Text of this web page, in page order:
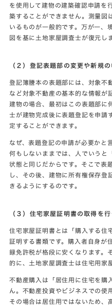
を使用して建物の建築確認申請を
築することができません。測量図
いるものが一般的です。万が一、
図を基に土地家屋調査士が復元し
（２）登記表題部の変更や新規
登記簿謄本の表題部には、対象不
など対象不動産の基本的な情報が
建物の場合、最初はこの表題部に
士が建物完成後に表題登記を申請
定することができます。
なぜ、表題登記の申請が必要かと
何もしないままでは、人でいうと
状態と同じだからです。そこで表
し、その後、建物に所有権保存登
きるようにするのです。
（３）住宅家屋証明書の取得を行
住宅家屋証明書とは「購入する住
証明する書類です。購入者自身が
録免許税が格段に安くなります。
的に、土地家屋調査士は住宅用家
不動産購入は「居住用に住宅を購
ん。不動産投資やビジネスでの使
その場合は居住用ではないため、